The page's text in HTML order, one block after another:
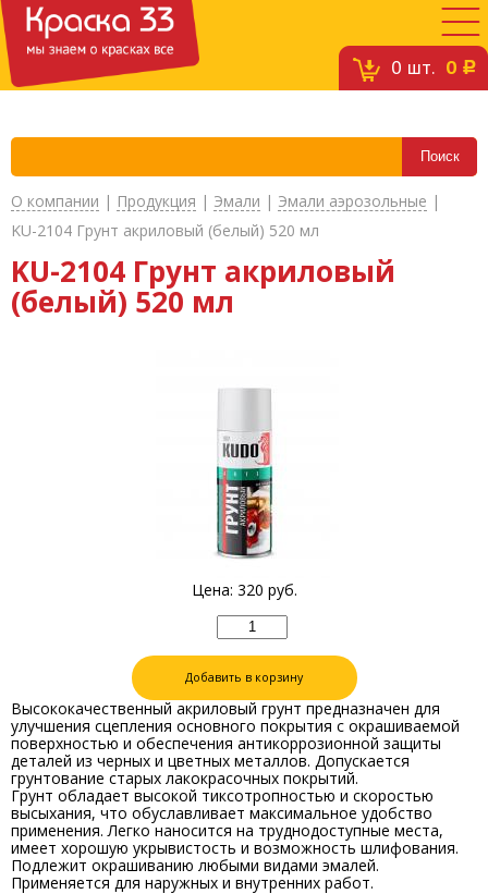
0 шт. 0 c
О компании | Продукция | Эмали | Эмали аэрозольные |
KU-2104 Грунт акриловый (белый) 520 мл
KU-2104 Грунт акриловый
(белый) 520 мл
Цена: 320 руб.
Добавить в корзину
Высококачественный акриловый грунт предназначен для
улучшения сцепления основного покрытия с окрашиваемой
поверхностью и обеспечения антикоррозионной защиты
деталей из черных и цветных металлов. Допускается
грунтование старых лакокрасочных покрытий.
Грунт обладает высокой тиксотропностью и скоростью
высыхания, что обуславливает максимальное удобство
применения. Легко наносится на труднодоступные места,
имеет хорошую укрывистость и возможность шлифования.
Подлежит окрашиванию любыми видами эмалей.
Применяется для наружных и внутренних работ.